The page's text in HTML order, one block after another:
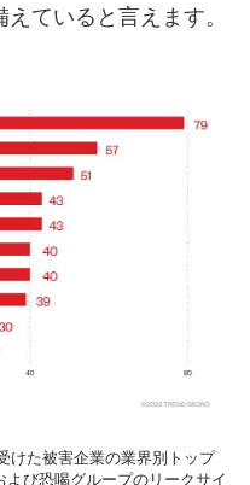
ていると言えます。
けた被害企業の業界別トップ
び恐喝グループのリークサイ